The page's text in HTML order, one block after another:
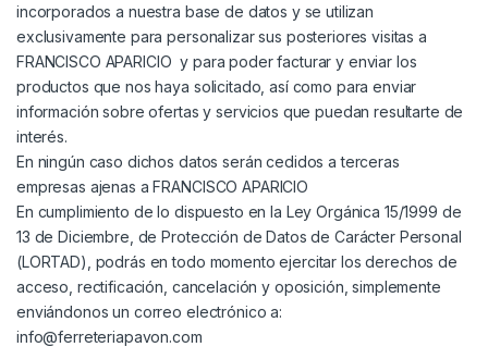
incorporados a nuestra base de datos y se utilizan
exclusivamente para personalizar sus posteriores visitas a
FRANCISCO APARICIO y para poder facturar y enviar los
productos que nos haya solicitado, así como para enviar
información sobre ofertas y servicios que puedan resultarte de
interés.
En ningún caso dichos datos serán cedidos a terceras
empresas ajenas a FRANCISCO APARICIO
En cumplimiento de lo dispuesto en la Ley Orgánica 15/1999 de
13 de Diciembre, de Protección de Datos de Carácter Personal
(LORTAD), podrás en todo momento ejercitar los derechos de
acceso, rectificación, cancelación y oposición, simplemente
enviándonos un correo electrónico a:
info@ferreteriapavon.com